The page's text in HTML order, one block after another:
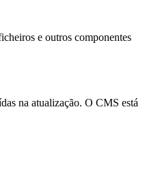
e outros componentes
na atualização. O CMS está